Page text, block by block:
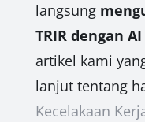
langsung
TRIR dengan
artikel kami
lanjut tentang
Kecelakaan